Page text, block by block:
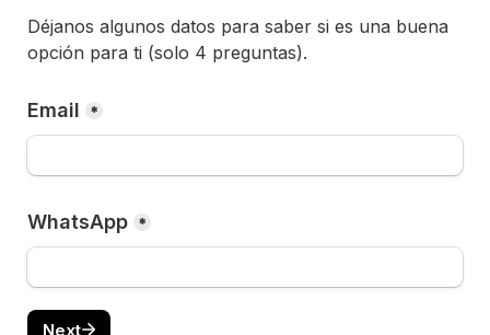
Déjanos algunos datos para saber si es una buena
opción para ti (solo 4 preguntas).
Email *
WhatsApp *
Next